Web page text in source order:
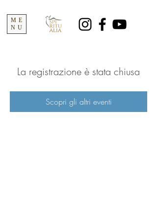
ME
NU
La registrazione è stata chiusa
Scopri gli altri eventi